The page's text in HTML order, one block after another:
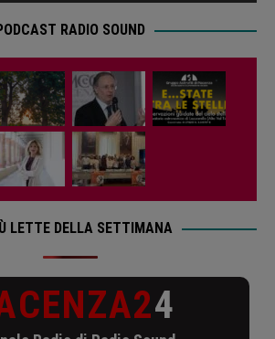
RADIO SOUND
LETTE DELLA SETTIMANA
4